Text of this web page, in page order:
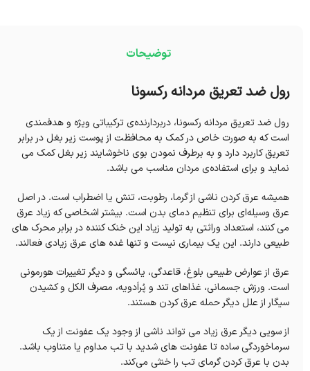
توضیحات
رول ضد تعریق مردانه رکسونا
رول ضد تعریق مردانه رکسونا، دربردارنده‌ی ترکیباتی ویژه و هدفمندی
است که به صورت خاص در کمک به محافظت از پوست زیر بغل در برابر
تعریق کاربرد دارد و به برطرف نمودن بوی ناخوشایند زیر بغل کمک می
نماید و برای استفاده‌ی مردان مناسب می باشد.
همیشه عرق کردن ناشی از گرما، رطوبت، تنش یا اضطراب است. در اصل
عرق وسیله‌ای برای تنظیم دمای بدن است. بیشتر اشخاصی که زیاد عرق
می کنند، استعداد وراثتی به تولید زیاد این خنک کننده در برابر محرک های
طبیعی دارند. این یک بیماری نیست و تنها غده های عرق زیادی فعالند.
عرق از عوارض طبیعی بلوغ، قاعدگی، یائسگی و دیگر تغییرات هورمونی
است. ورزش جسمانی، غذاهای تند و پُراَدویه، مصرف الکل و کشیدن
سیگار از علل دیگر حمله عرق کردن هستند.
از سویی دیگر عرق زیاد می تواند ناشی از وجود یک عفونت از یک
سرماخوردگی ساده تا عفونت های شدید با تب مداوم یا متناوب باشد.
بدن با عرق کردن گرمای تب را خنثی می‌کند.